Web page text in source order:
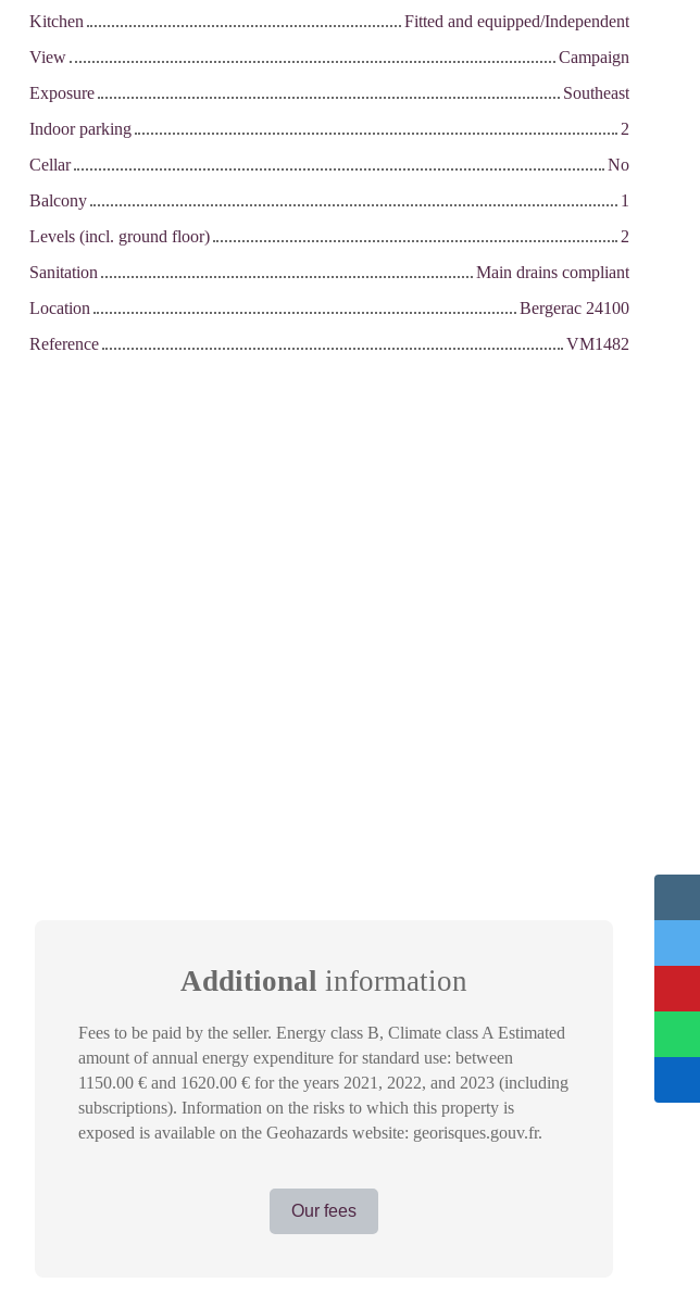
Kitchen
Fitted and equipped/Independent
View
Campaign
Exposure
Southeast
Indoor parking
2
Cellar
No
Balcony
1
Levels (incl. ground floor)
2
Sanitation
Main drains compliant
Location
Bergerac 24100
Reference
VM1482
Additional information
Fees to be paid by the seller. Energy class B, Climate class A Estimated
amount of annual energy expenditure for standard use: between
1150.00 € and 1620.00 € for the years 2021, 2022, and 2023 (including
subscriptions). Information on the risks to which this property is
exposed is available on the Geohazards website: georisques.gouv.fr.
Our fees